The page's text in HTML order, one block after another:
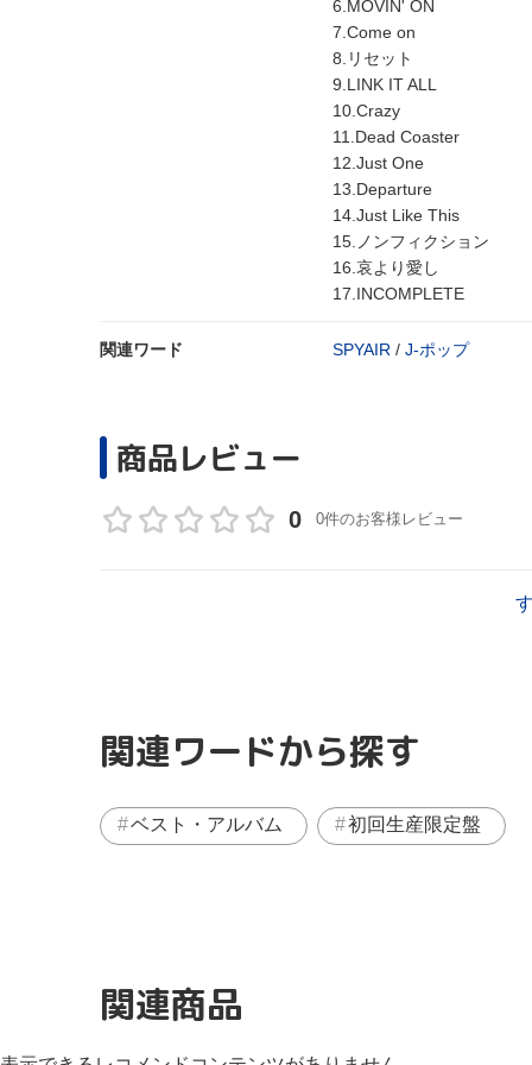
6.MOVIN' ON
7.Come on
8.リセット
9.LINK IT ALL
10.Crazy
11.Dead Coaster
12.Just One
13.Departure
14.Just Like This
15.ノンフィクション
16.哀より愛し
17.INCOMPLETE
関連ワード SPYAIR / J‐ポップ
商品レビュー
0 0件のお客様レビュー
関連ワードから探す
ベスト・アルバム 初回生産限定盤
関連商品